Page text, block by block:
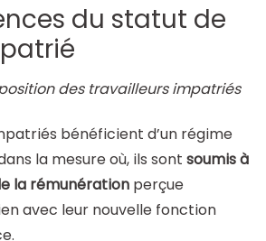
du statut de
des travailleurs impatriés
bénéficient d’un régime
la mesure où, ils sont soumis à
la rémunération perçue
avec leur nouvelle fonction